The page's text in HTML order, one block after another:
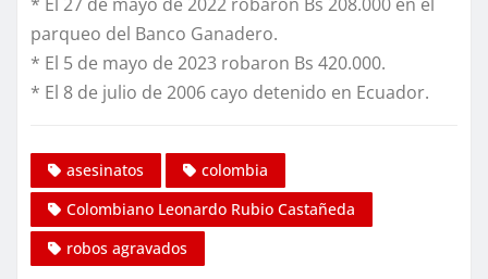
parqueo del Banco Ganadero.
* El 5 de mayo de 2023 robaron Bs 420.000.
* El 8 de julio de 2006 cayo detenido en Ecuador.
asesinatos
colombia
Colombiano Leonardo Rubio Castañeda
robos agravados